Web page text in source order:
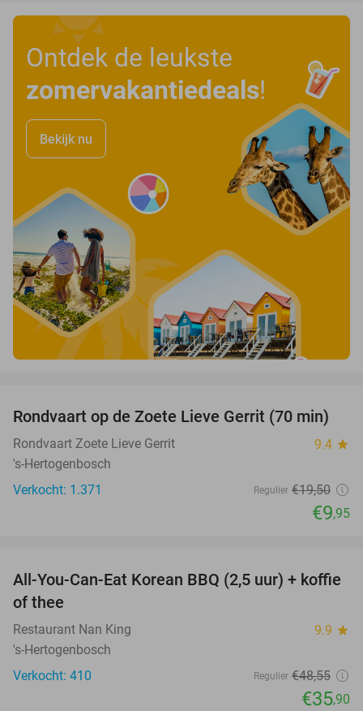
Ontdek de leukste
zomervakantiedeals!
Bekijk nu
49%
Rondvaart op de Zoete Lieve Gerrit (70 min)
Rondvaart Zoete Lieve Gerrit 9.4 star
's-Hertogenbosch
Verkocht: 1.371
Regulier €19,50
€9,95
26%
All-You-Can-Eat Korean BBQ (2,5 uur) + koffie
of thee
Restaurant Nan King 9.9 star
's-Hertogenbosch
Verkocht: 410
Regulier €48,55
€35,90